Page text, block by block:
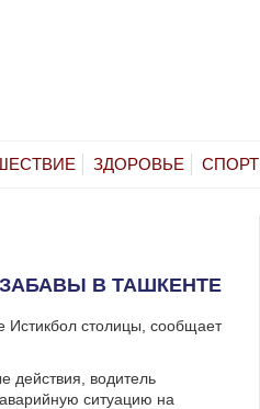
ЗДОРОВЬЕ СПОРТ
В ТАШКЕНТЕ
Истикбол столицы, сообщает
действия, водитель
ситуацию на